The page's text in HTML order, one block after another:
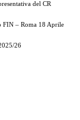
del CR
FIN – Roma 18 Aprile
26